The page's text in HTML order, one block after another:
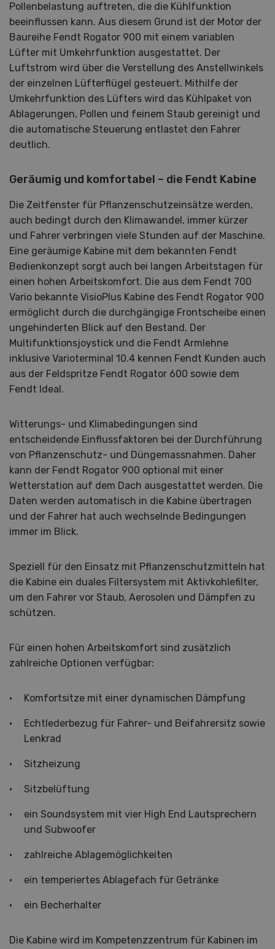
Pollenbelastung auftreten, die die Kühlfunktion
beeinflussen kann. Aus diesem Grund ist der Motor der
Baureihe Fendt Rogator 900 mit einem variablen
Lüfter mit Umkehrfunktion ausgestattet. Der
Luftstrom wird über die Verstellung des Anstellwinkels
der einzelnen Lüfterflügel gesteuert. Mithilfe der
Umkehrfunktion des Lüfters wird das Kühlpaket von
Ablagerungen, Pollen und feinem Staub gereinigt und
die automatische Steuerung entlastet den Fahrer
deutlich.
Geräumig und komfortabel – die Fendt Kabine
Die Zeitfenster für Pflanzenschutzeinsätze werden,
auch bedingt durch den Klimawandel, immer kürzer
und Fahrer verbringen viele Stunden auf der Maschine.
Eine geräumige Kabine mit dem bekannten Fendt
Bedienkonzept sorgt auch bei langen Arbeitstagen für
einen hohen Arbeitskomfort. Die aus dem Fendt 700
Vario bekannte VisioPlus Kabine des Fendt Rogator 900
ermöglicht durch die durchgängige Frontscheibe einen
ungehinderten Blick auf den Bestand. Der
Multifunktionsjoystick und die Fendt Armlehne
inklusive Varioterminal 10.4 kennen Fendt Kunden auch
aus der Feldspritze Fendt Rogator 600 sowie dem
Fendt Ideal.
Witterungs- und Klimabedingungen sind
entscheidende Einflussfaktoren bei der Durchführung
von Pflanzenschutz- und Düngemassnahmen. Daher
kann der Fendt Rogator 900 optional mit einer
Wetterstation auf dem Dach ausgestattet werden. Die
Daten werden automatisch in die Kabine übertragen
und der Fahrer hat auch wechselnde Bedingungen
immer im Blick.
Speziell für den Einsatz mit Pflanzenschutzmitteln hat
die Kabine ein duales Filtersystem mit Aktivkohlefilter,
um den Fahrer vor Staub, Aerosolen und Dämpfen zu
schützen.
Für einen hohen Arbeitskomfort sind zusätzlich
zahlreiche Optionen verfügbar:
Komfortsitze mit einer dynamischen Dämpfung
Echtlederbezug für Fahrer- und Beifahrersitz sowie
Lenkrad
Sitzheizung
Sitzbelüftung
ein Soundsystem mit vier High End Lautsprechern
und Subwoofer
zahlreiche Ablagemöglichkeiten
ein temperiertes Ablagefach für Getränke
ein Becherhalter
Die Kabine wird im Kompetenzzentrum für Kabinen im